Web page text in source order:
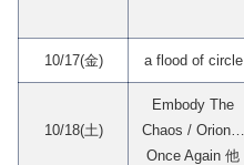
10/17(金) a flood of circle
10/18(土)
Embody The
Chaos / Orion…
Once Again 他